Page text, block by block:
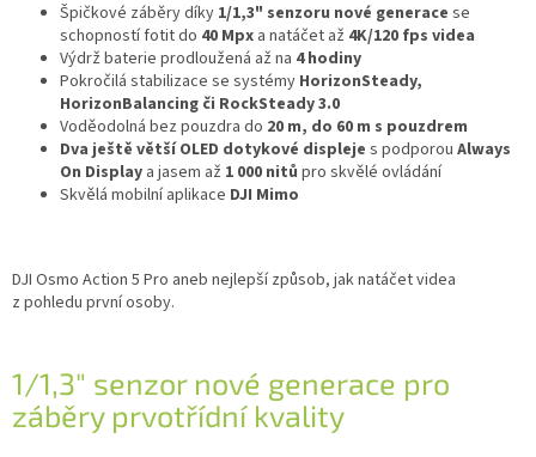
Špičkové záběry díky 1/1,3" senzoru nové generace se
schopností fotit do 40 Mpx a natáčet až 4K/120 fps videa
Výdrž baterie prodloužená až na 4 hodiny
Pokročilá stabilizace se systémy HorizonSteady,
HorizonBalancing či RockSteady 3.0
Voděodolná bez pouzdra do 20 m, do 60 m s pouzdrem
Dva ještě větší OLED dotykové displeje s podporou Always
On Display a jasem až 1 000 nitů pro skvělé ovládání
Skvělá mobilní aplikace DJI Mimo
DJI Osmo Action 5 Pro aneb nejlepší způsob, jak natáčet videa
z pohledu první osoby.
1/1,3" senzor nové generace pro
záběry prvotřídní kvality